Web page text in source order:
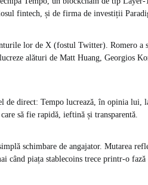
fintech, și de firma de investiții
lor de X (fostul Twitter). Romero a
lucreze alături de Matt Huang, Georgios
de direct: Tempo lucrează, în opinia lui,
să fie rapidă, ieftină și transparentă.
schimbare de angajator. Mutarea
când piața stablecoins trece printr-o